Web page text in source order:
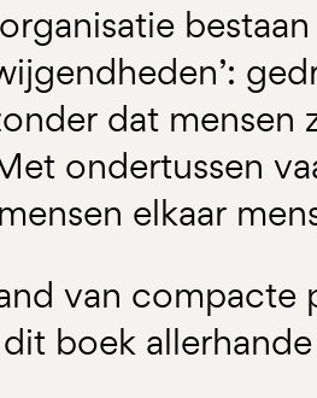
dat
ondertussen
elkaar
van compacte
boek